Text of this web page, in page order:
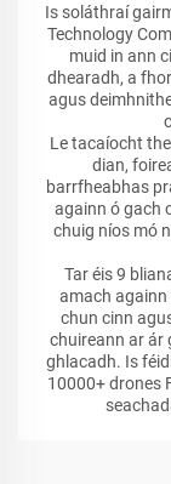
Is soláthraí
Technology
muid in ann
dhearadh, a
agus
Le tacaíocht
dian,
barrfheabhas
againn ó gach
chuig níos mó
Tar éis 9
amach againn
chun cinn
chuireann ar ár
ghlacadh. Is
10000+ drones